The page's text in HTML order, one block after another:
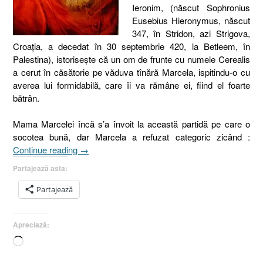
Ieronim, (născut Sophronius
Eusebius Hieronymus, născut
347, în Stridon, azi Strigova,
Croația, a decedat în 30 septembrie 420, la Betleem, în
Palestina), istorisește că un om de frunte cu numele Cerealis
a cerut în căsătorie pe văduva tînără Marcela, ispitindu-o cu
averea lui formidabilă, care îi va rămâne ei, fiind el foarte
bătrân.
Mama Marcelei încă s’a învoit la această partidă pe care o
socotea bună, dar Marcela a refuzat categoric zicând :
Continue reading „26.
mirelui
→
Partajează asta:
Partajează
Apreciază:
Încarc...